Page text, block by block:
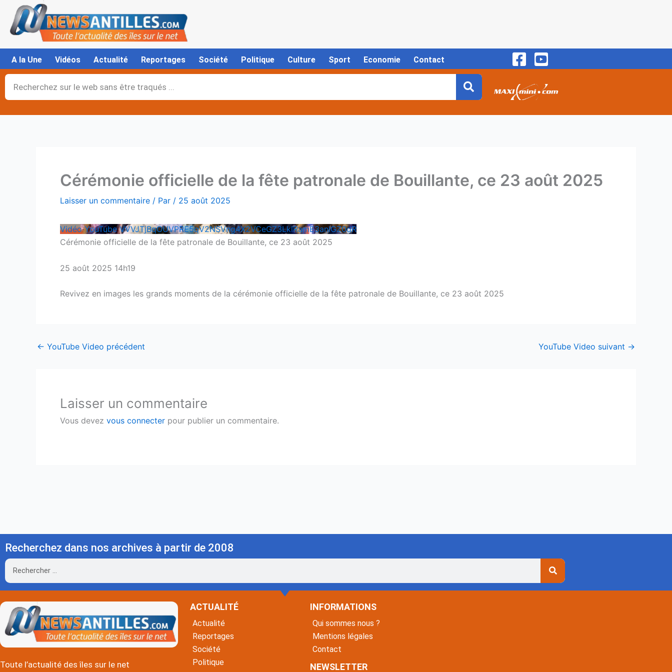
contenu
A la Une Vidéos Actualité Reportages Société Politique Culture Sport Economie Contact
Rechercher
Cérémonie officielle de la fête patronale de Bouillante, ce 23 août 2025
Laisser un commentaire / Par / 25 août 2025
Vidéo YouTube VVVJTjBqOUVPRE5qV2NSVng4X2VCeGZ3LklRamE3anlGZ0dR
Cérémonie officielle de la fête patronale de Bouillante, ce 23 août 2025
25 août 2025 14h19
Revivez en images les grands moments de la cérémonie officielle de la fête patronale de Bouillante, ce 23 août 2025
← YouTube Video précédent YouTube Video suivant →
Laisser un commentaire
Vous devez vous connecter pour publier un commentaire.
Recherchez dans nos archives à partir de 2008
Rechercher
Toute l’actualité des îles sur le net
ACTUALITÉ
Actualité
Reportages
Société
Politique
INFORMATIONS
Qui sommes nous ?
Mentions légales
Contact
NEWSLETTER